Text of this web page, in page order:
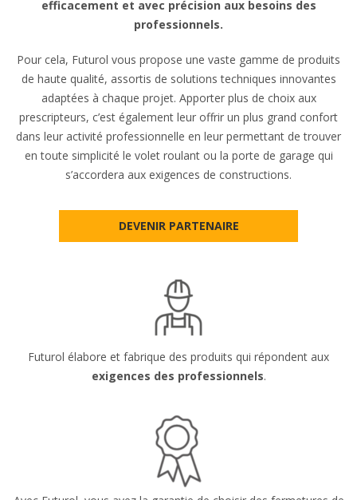
efficacement et avec précision aux besoins des
professionnels.
Pour cela, Futurol vous propose une vaste gamme de produits
de haute qualité, assortis de solutions techniques innovantes
adaptées à chaque projet. Apporter plus de choix aux
prescripteurs, c’est également leur offrir un plus grand confort
dans leur activité professionnelle en leur permettant de trouver
en toute simplicité le volet roulant ou la porte de garage qui
s’accordera aux exigences de constructions.
DEVENIR PARTENAIRE
Futurol élabore et fabrique des produits qui répondent aux
exigences des professionnels.